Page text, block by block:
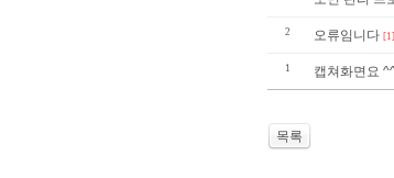
2 오류임니다 [1]
1 캡쳐화면요
목록